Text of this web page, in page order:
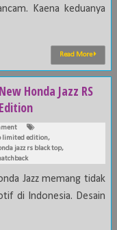
Kaena keduanya
Read More
Honda Jazz RS
limited edition,
jazz rs black top,
Jazz memang tidak
di Indonesia. Desain